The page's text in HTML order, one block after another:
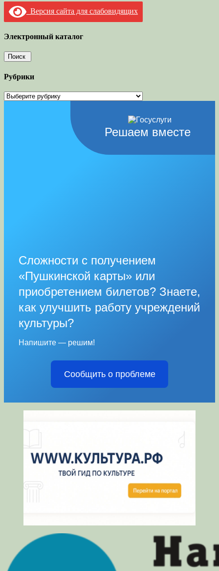
Версия сайта для слабовидящих
Электронный каталог
Рубрики
Рубрики
Решаем вместе
Сложности с получением
«Пушкинской карты» или
приобретением билетов? Знаете,
как улучшить работу учреждений
культуры?
Напишите — решим!
Сообщить о проблеме